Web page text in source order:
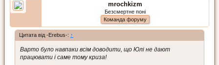
mrochkizm
Безсмертне поні
Команда форуму
Цитата від -Erebus-: ↑
Варто було навпаки всім доводити, що Юлі не дают
працювати і саме тому криза!